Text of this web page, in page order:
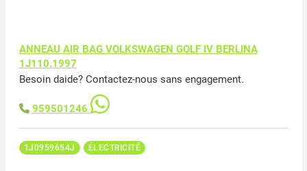
ANNEAU AIR BAG VOLKSWAGEN GOLF IV BERLINA
1J110.1997
Besoin daide? Contactez-nous sans engagement.
959501246
1J0959654J ÉLECTRICITÉ